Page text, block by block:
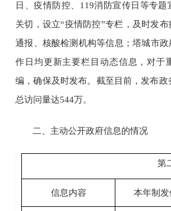
日、疫情防控、119消防宣传日 等专题
关切，设立“疫情防控”专栏，及时发
通报、核酸检测机构等信息； 塔城市政
作日均更新主要栏目动态信息，对于
编，确保及时发布。截至目前，发布政
总访问量达544万。
二、主动公开政府信息的情况
第
信息内容 本年制 发